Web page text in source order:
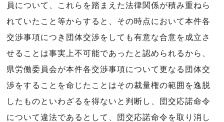
員について、これらを踏まえた法律関係が積み重ねら
れていたこと等からすると、その時点において本件各
交渉事項につき団体交渉をしても有意な合意を成立さ
せることは事実上不可能であったと認められるから、
県労働委員会が本件各交渉事項について更なる団体交
渉をすることを命じたことはその裁量権の範囲を逸脱
したものといわざるを得ないと判断し、団交応諾命令
について違法であるとして、団交応諾命令を取り消し